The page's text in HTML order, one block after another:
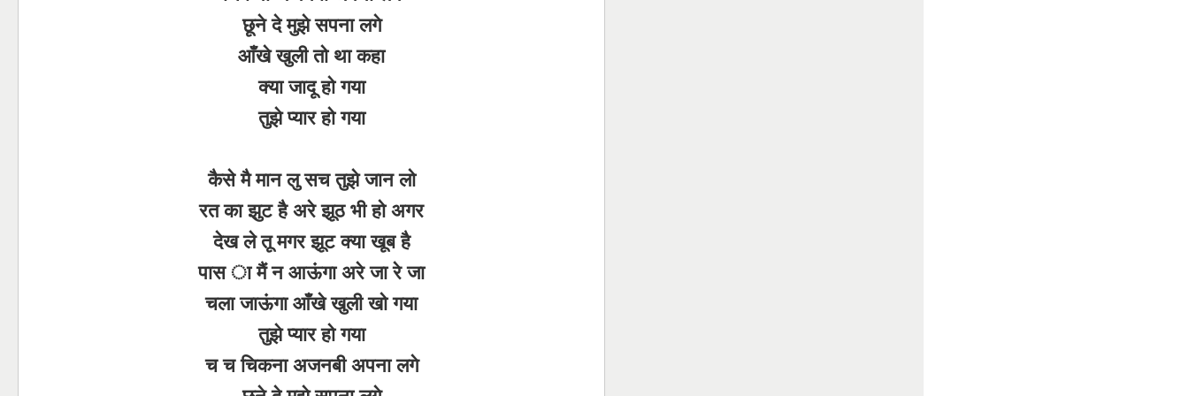
छूने दे मुझे सपना लगे
आँखे खुली तो था कहा
क्या जादू हो गया
तुझे प्यार हो गया
कैसे मै मान लु सच तुझे जान लो
रत का झुट है अरे झूठ भी हो अगर
देख ले तू मगर झूट क्या खूब है
पास ा मैं न आऊंगा अरे जा रे जा
चला जाऊंगा आँखे खुली खो गया
तुझे प्यार हो गया
च च चिकना अजनबी अपना लगे